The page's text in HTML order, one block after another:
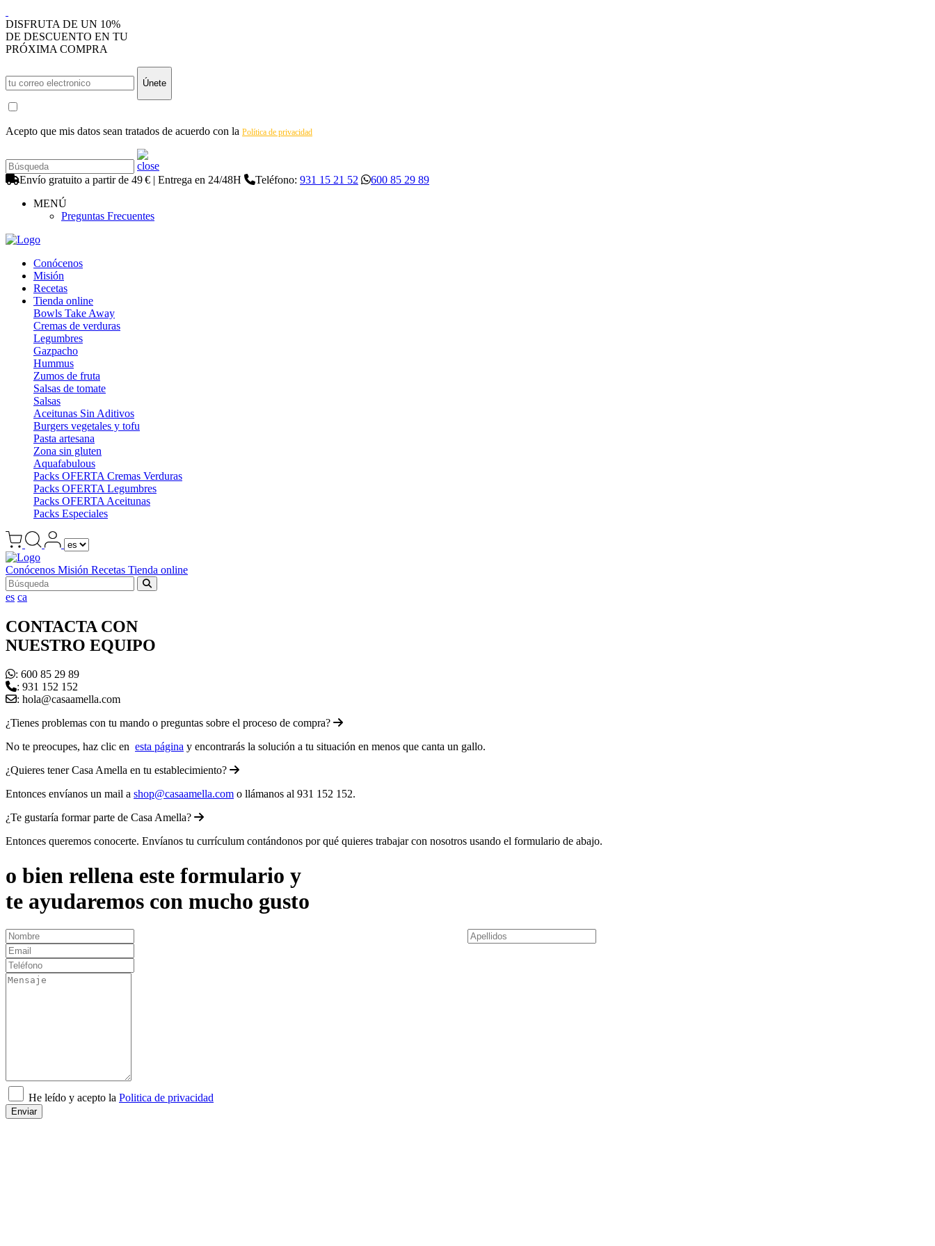
DISFRUTA DE UN 10%
DE DESCUENTO EN TU
PRÓXIMA COMPRA
Únete
Acepto que mis datos sean tratados de acuerdo con la Política de privacidad
Envío gratuito a partir de 49 € | Entrega en 24/48H Teléfono: 931 15 21 52
600 85 29 89
MENÚ
Preguntas Frecuentes
Conócenos
Misión
Recetas
Tienda online
Bowls Take Away
Cremas de verduras
Legumbres
Gazpacho
Hummus
Zumos de fruta
Salsas de tomate
Salsas
Aceitunas Sin Aditivos
Burgers vegetales y tofu
Pasta artesana
Zona sin gluten
Aquafabulous
Packs OFERTA Cremas Verduras
Packs OFERTA Legumbres
Packs OFERTA Aceitunas
Packs Especiales
Conócenos Misión Recetas Tienda online
es ca
CONTACTA CON
NUESTRO EQUIPO
: 600 85 29 89
: 931 152 152
: hola@casaamella.com
¿Tienes problemas con tu mando o preguntas sobre el proceso de compra?
No te preocupes, haz clic en esta página y encontrarás la solución a tu situación en menos que canta un gallo.
¿Quieres tener Casa Amella en tu establecimiento?
Entonces envíanos un mail a shop@casaamella.com o llámanos al 931 152 152.
¿Te gustaría formar parte de Casa Amella?
Entonces queremos conocerte. Envíanos tu currículum contándonos por qué quieres trabajar con nosotros usando el formulario de abajo.
o bien rellena este formulario y
te ayudaremos con mucho gusto
He leído y acepto la Politica de privacidad
Enviar